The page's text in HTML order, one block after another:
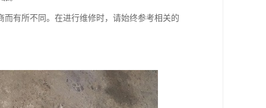
有所不同。在进行维修时，请始终参考相关的